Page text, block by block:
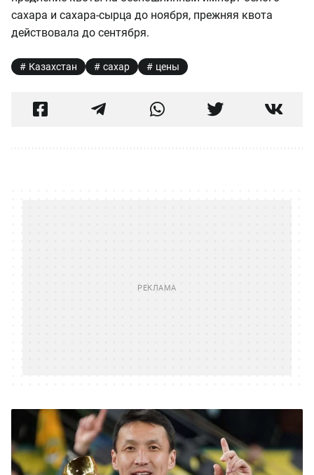
сахара и сахара-сырца до ноября, прежняя квота
действовала до сентября.
Казахстан сахар цены